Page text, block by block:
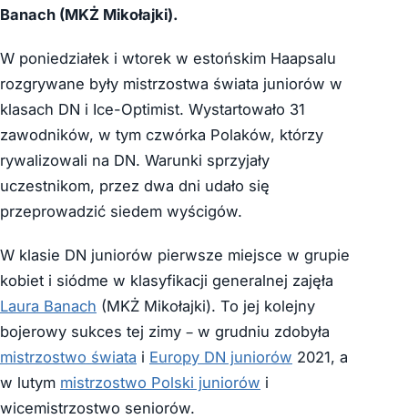
Banach (MKŻ Mikołajki).
W poniedziałek i wtorek w estońskim Haapsalu
rozgrywane były mistrzostwa świata juniorów w
klasach DN i Ice-Optimist. Wystartowało 31
zawodników, w tym czwórka Polaków, którzy
rywalizowali na DN. Warunki sprzyjały
uczestnikom, przez dwa dni udało się
przeprowadzić siedem wyścigów.
W klasie DN juniorów pierwsze miejsce w grupie
kobiet i siódme w klasyfikacji generalnej zajęła
Laura Banach (MKŻ Mikołajki). To jej kolejny
bojerowy sukces tej zimy – w grudniu zdobyła
mistrzostwo świata i Europy DN juniorów 2021, a
w lutym mistrzostwo Polski juniorów i
wicemistrzostwo seniorów.